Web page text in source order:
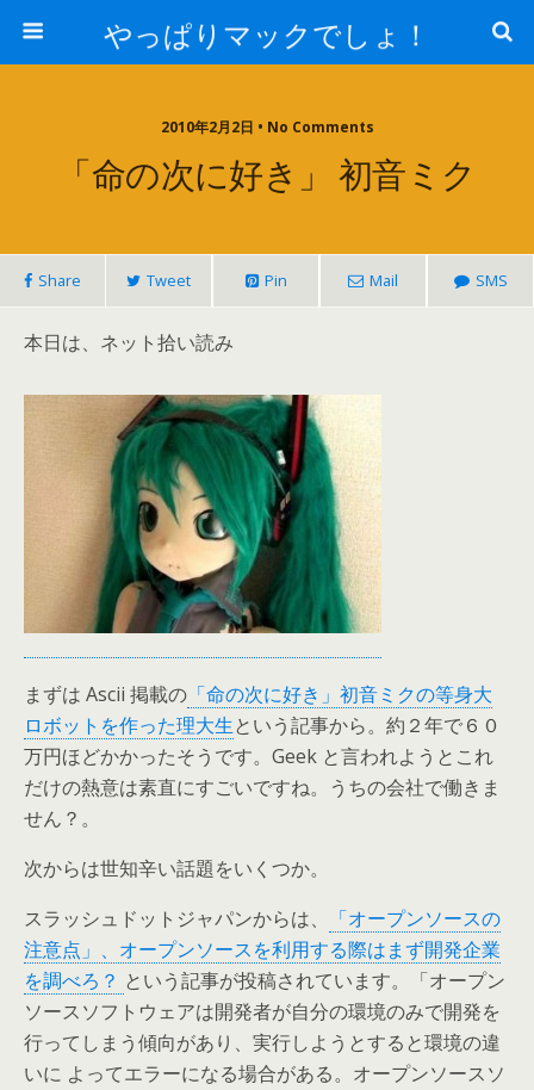
やっぱりマックでしょ！
2010年2月2日 • No Comments
「命の次に好き」 初音ミク
Share Tweet Pin Mail SMS
本日は、ネット拾い読み
まずは Ascii 掲載の 「命の次に好き」初音ミクの等身大
ロボットを作った理大生という記事から。約２年で６０
万円ほどかかったそうです。Geek と言われようとこれ
だけの熱意は素直にすごいですね。うちの会社で働きま
せん？。
次からは世知辛い話題をいくつか。
スラッシュドットジャパンからは、
「オープンソースの
注意点」、オープンソースを利用する際はまず開発企業
を調べろ？ という記事が投稿されています。「オープン
ソースソフトウェアは開発者が自分の環境のみで開発を
行ってしまう傾向があり、実行しようとすると環境の違
いに よってエラーになる場合がある。オープンソースソ